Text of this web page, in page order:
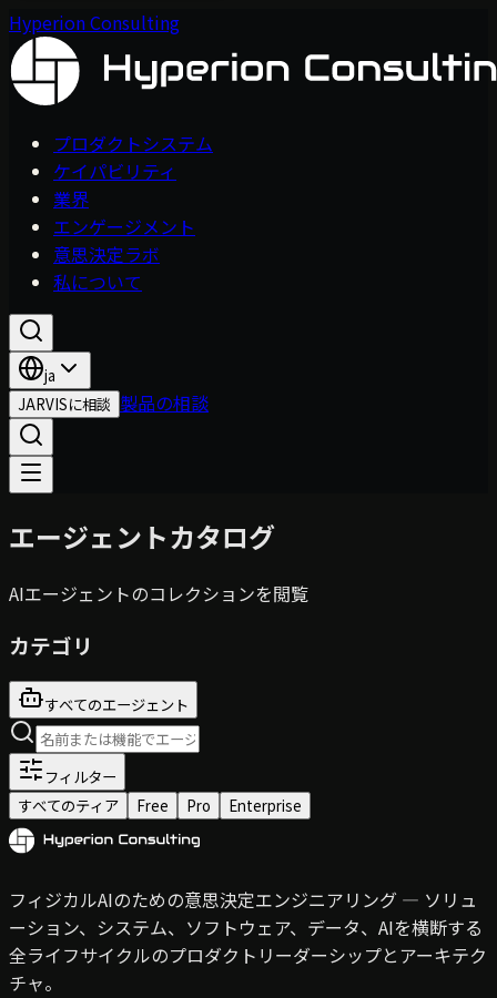
Hyperion Consulting
プロダクトシステム
ケイパビリティ
業界
エンゲージメント
意思決定ラボ
私について
ja
JARVISに相談 製品の相談
エージェントカタログ
AIエージェントのコレクションを閲覧
カテゴリ
すべてのエージェント
フィルター
すべてのティア
Free Pro Enterprise
フィジカルAIのための意思決定エンジニアリング — ソリュ
ーション、システム、ソフトウェア、データ、AIを横断する
全ライフサイクルのプロダクトリーダーシップとアーキテク
チャ。